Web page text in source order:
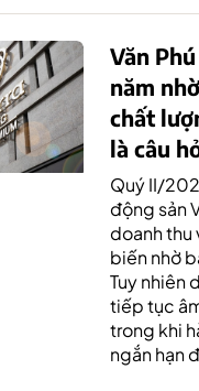
Văn
năm
chất
là câu
Quý II/
động sản
doanh thu
biến nhờ
Tuy nhiên
tiếp tục
trong khi
ngắn hạn